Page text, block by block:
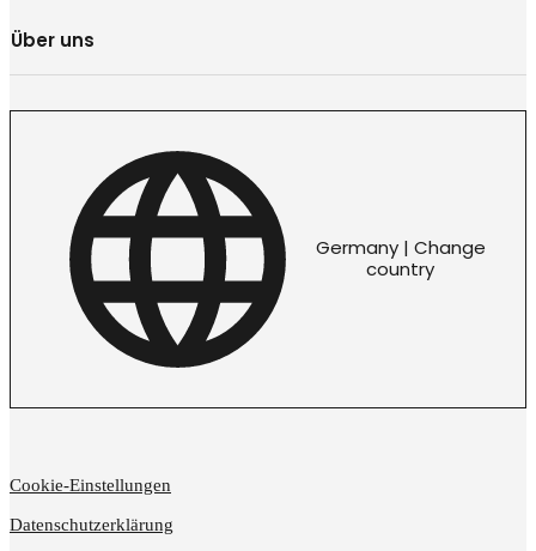
Über uns
Germany | Change
country
Cookie-Einstellungen
Datenschutzerklärung